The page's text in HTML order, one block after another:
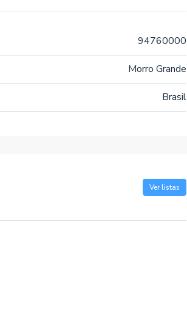
94760000
Morro Grande
Brasil
Ver listas